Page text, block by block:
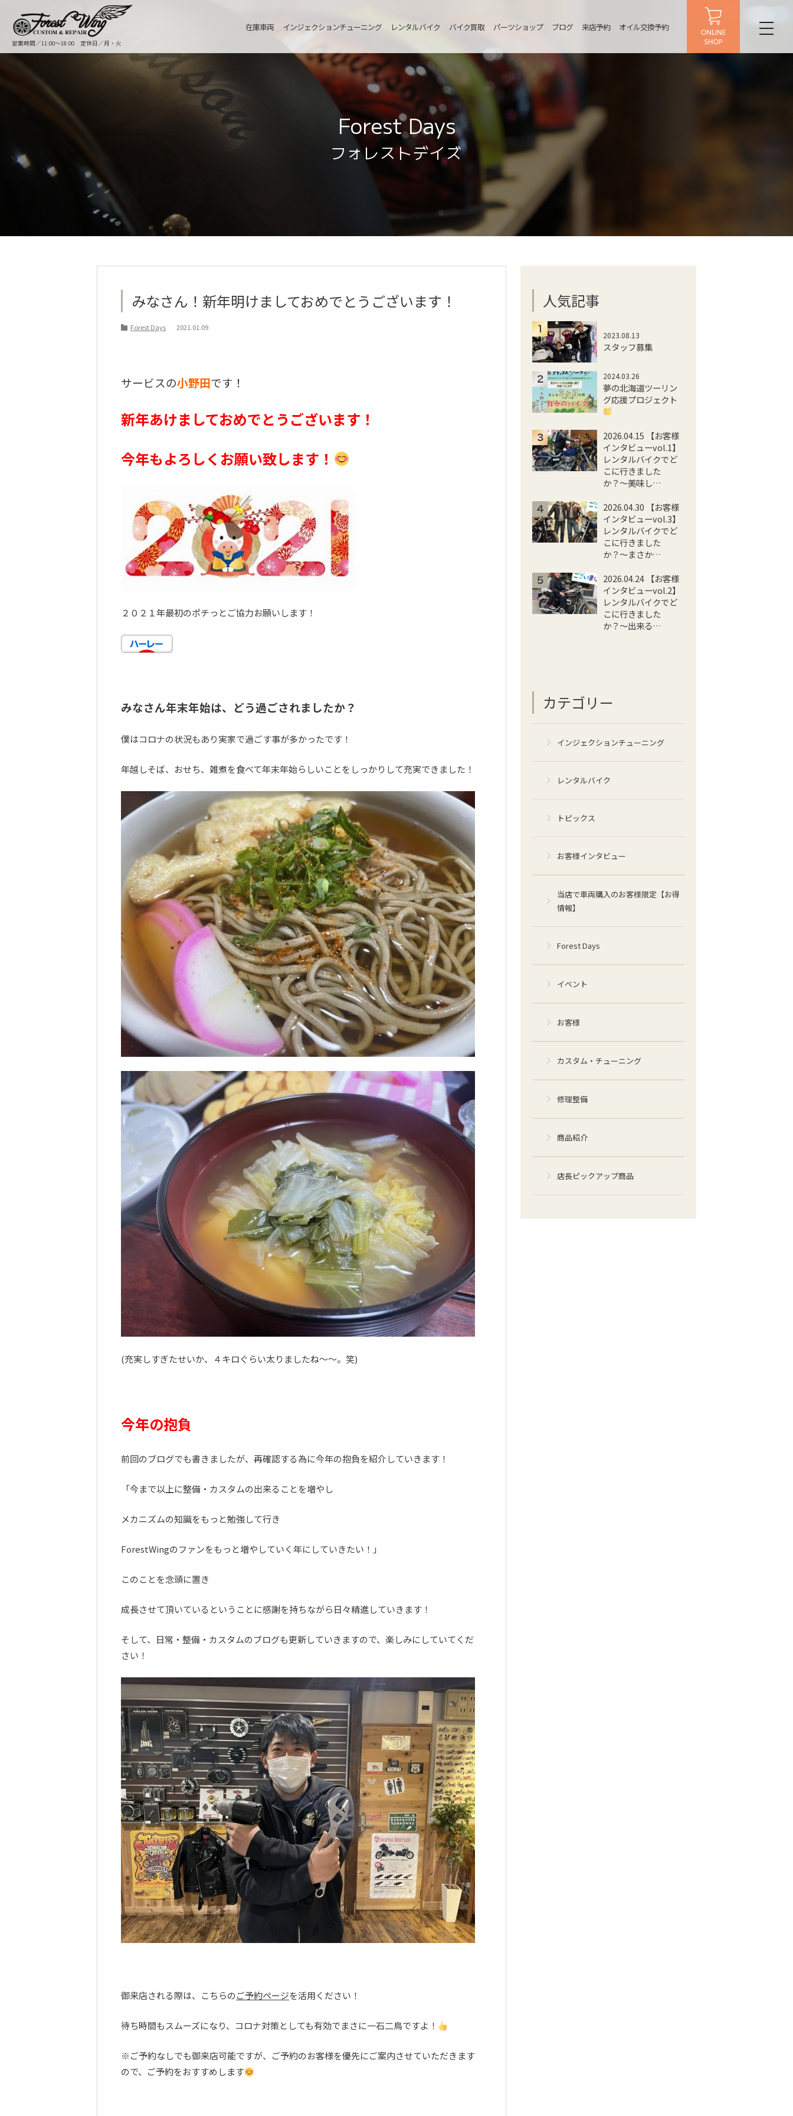
営業時間／11:00〜18:00 定休日／月・火
在庫車両 インジェクションチューニング レンタルバイク バイク買取 パーツショップ ブログ 来店予約 オイル交換予約
Forest Days
フォレストデイズ
みなさん！新年明けましておめでとうございます！
Forest Days 2021.01.09
サービスの小野田です！
新年あけましておめでとうございます！
今年もよろしくお願い致します！
２０２１年最初のポチっとご協力お願いします！
みなさん年末年始は、どう過ごされましたか？
僕はコロナの状況もあり実家で過ごす事が多かったです！
年越しそば、おせち、雑煮を食べて年末年始らしいことをしっかりして充実できました！
(充実しすぎたせいか、４キロぐらい太りましたね～～。笑)
今年の抱負
前回のブログでも書きましたが、再確認する為に今年の抱負を紹介していきます！
「今まで以上に整備・カスタムの出来ることを増やし
メカニズムの知識をもっと勉強して行き
ForestWingのファンをもっと増やしていく年にしていきたい！」
このことを念頭に置き
成長させて頂いているということに感謝を持ちながら日々精進していきます！
そして、日常・整備・カスタムのブログも更新していきますので、楽しみにしていてくだ
さい！
御来店される際は、こちらのご予約ページを活用ください！
待ち時間もスムーズになり、コロナ対策としても有効でまさに一石二鳥ですよ！
※ご予約なしでも御来店可能ですが、ご予約のお客様を優先にご案内させていただきます
ので、ご予約をおすすめします
人気記事
2023.08.13
スタッフ募集
2024.03.26
夢の北海道ツーリン
グ応援プロジェクト
2026.04.15 【お客様
インタビューvol.1】
レンタルバイクでど
こに行きました
か？〜美味し…
2026.04.30 【お客様
インタビューvol.3】
レンタルバイクでど
こに行きました
か？〜まさか…
2026.04.24 【お客様
インタビューvol.2】
レンタルバイクでど
こに行きました
か？〜出来る…
カテゴリー
インジェクションチューニング
レンタルバイク
トピックス
お客様インタビュー
当店で車両購入のお客様限定【お得
情報】
Forest Days
イベント
お客様
カスタム・チューニング
修理整備
商品紹介
店長ピックアップ商品